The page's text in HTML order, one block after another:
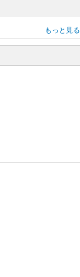
もっと見る